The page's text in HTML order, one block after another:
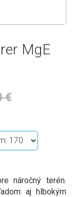
MgE
€
náročný terén.
aj hlbokým